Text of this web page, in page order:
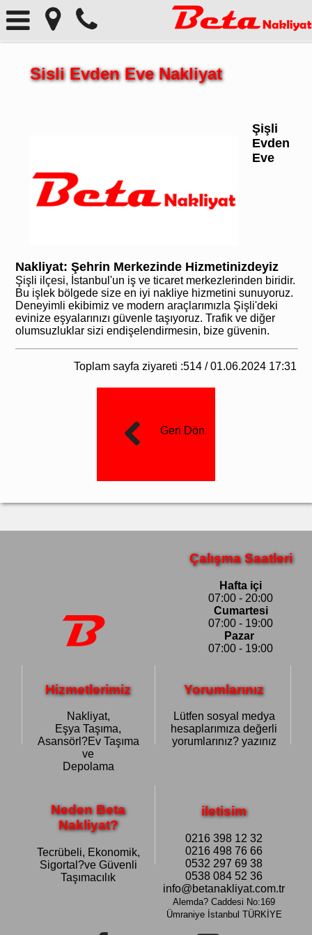
Sisli Evden Eve Nakliyat
Şişli
Evden
Eve
Nakliyat: Şehrin Merkezinde Hizmetinizdeyiz
Şişli ilçesi, İstanbul'un iş ve ticaret merkezlerinden biridir.
Bu işlek bölgede size en iyi nakliye hizmetini sunuyoruz.
Deneyimli ekibimiz ve modern araçlarımızla Şişli'deki
evinize eşyalarınızı güvenle taşıyoruz. Trafik ve diğer
olumsuzluklar sizi endişelendirmesin, bize güvenin.
Toplam sayfa ziyareti :514 / 01.06.2024 17:31
Geri Dön
Çalışma Saatleri
Hafta içi
07:00 - 20:00
Cumartesi
07:00 - 19:00
Pazar
07:00 - 19:00
Hizmetlerimiz
Nakliyat,
Eşya Taşıma,
Asansörl?Ev Taşıma
ve
Depolama
Yorumlarınız
Lütfen sosyal medya
hesaplarımıza değerli
yorumlarınız? yazınız
Neden Beta
Nakliyat?
Tecrübeli, Ekonomik,
Sigortal?ve Güvenli
Taşımacılık
iletisim
0216 398 12 32
0216 498 76 66
0532 297 69 38
0538 084 52 36
info@betanakliyat.com.tr
Alemda? Caddesi No:169
Ümraniyeİstanbul TÜRKİYE